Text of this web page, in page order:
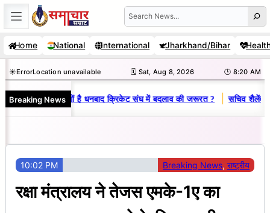
Skip
to
content
Search
Home National International Jharkhand/Bihar
☀️ErrorLocation unavailable 🗓️ Sat, Aug 8, 2026 🕒 8:20 AM
Breaking News
राज : जानें क्यों है धनबाद क्रिकेट संघ में बदलाव की जरूरत ? | सचिव शैलेंद्र
10:02 PM Breaking News, राष्ट्रीय
रक्षा मंत्रालय ने तेजस एमके-1ए का